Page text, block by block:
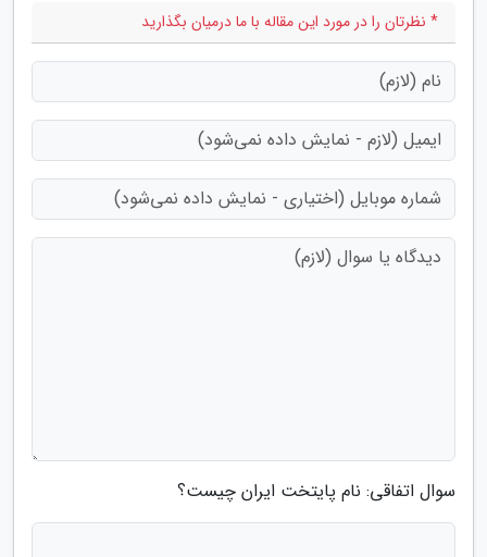
* نظرتان را در مورد این مقاله با ما درمیان بگذارید
سوال اتفاقی: نام پایتخت ایران چیست؟